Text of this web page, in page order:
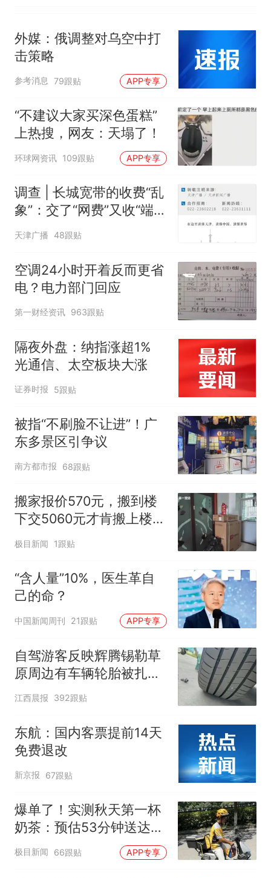
外媒：俄调整对乌空中打
击策略
参考消息 79跟贴 APP专享
“不建议大家买深色蛋糕”
上热搜，网友：天塌了！
环球网资讯 109跟贴 APP专享
调查 | 长城宽带的收费“乱
象”：交了“网费”又收“端口
费”，退费没着落，使用期
天津广播 48跟贴
空调24小时开着反而更省
电？电力部门回应
第一财经资讯 963跟贴
隔夜外盘：纳指涨超1%
光通信、太空板块大涨
证券时报 5跟贴
被指“不刷脸不让进”！广
东多景区引争议
南方都市报 68跟贴
搬家报价570元，搬到楼
下交5060元才肯搬上楼！
女子傻眼了
极目新闻 1跟贴
“含人量”10%，医生革自
己的命？
中国新闻周刊 21跟贴 APP专享
自驾游客反映辉腾锡勒草
原周边有车辆轮胎被扎，
修理店铺换胎价格高达千
江西晨报 392跟贴
东航：国内客票提前14天
免费退改
新京报 67跟贴
爆单了！实测秋天第一杯
奶茶：预估53分钟送达，
实际耗时92分钟
极目新闻 66跟贴 APP专享